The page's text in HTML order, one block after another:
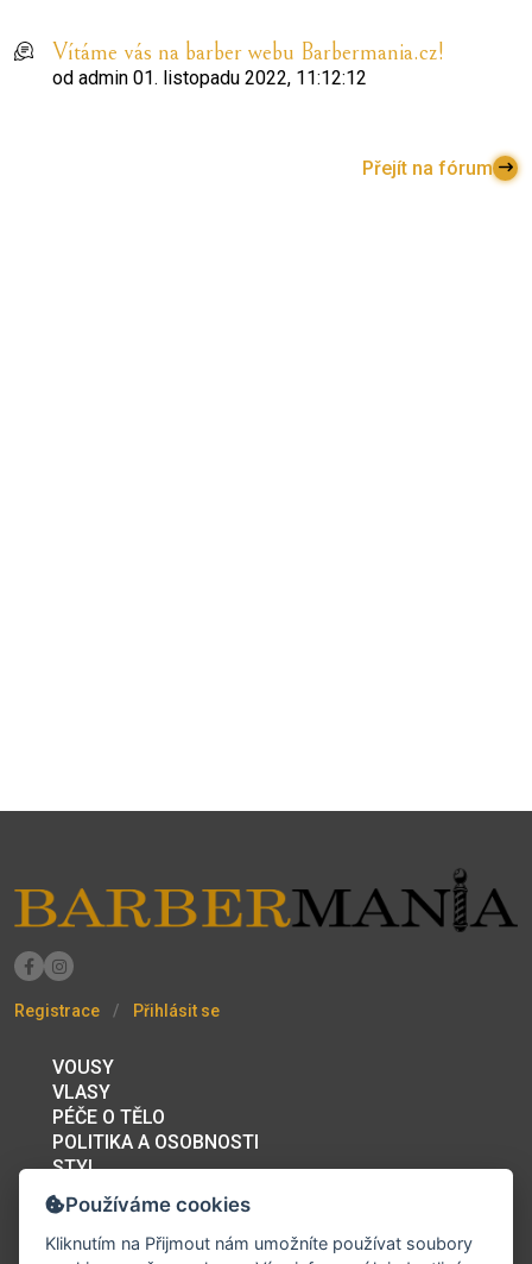
Vítáme vás na barber webu Barbermania.cz!
od admin 01. listopadu 2022, 11:12:12
Přejít na fórum
Registrace Přihlásit se
VOUSY
VLASY
PÉČE O TĚLO
POLITIKA A OSOBNOSTI
STYL
BAZAR
PRACOVNÍ PŘÍLEŽITOSTI
FÓRUM
Používáme cookies
Kliknutím na Přijmout nám umožníte používat soubory